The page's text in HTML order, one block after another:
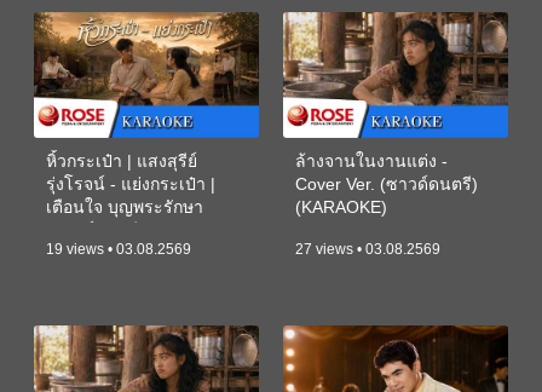
หิ้วกระเป๋า | แสงสุรีย์
รุ่งโรจน์ - แย่งกระเป๋า |
เตือนใจ บุญพระรักษา
19 views • 03.08.2569
ล้างจานในงานแต่ง -
Cover Ver. (ซาวด์ดนตรี)
(KARAOKE)
27 views • 03.08.2569